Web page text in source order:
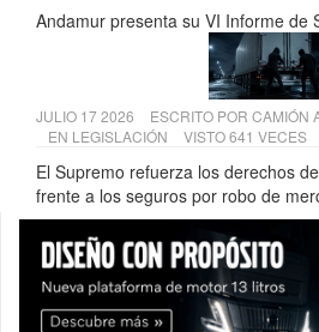
Andamur presenta su VI Informe de
JULIO 17 2026 ESCRITO POR CAMIÓN
EN LEGISLACIÓN VISTO 641 VECES
El Supremo refuerza los derechos
frente a los seguros por robo de